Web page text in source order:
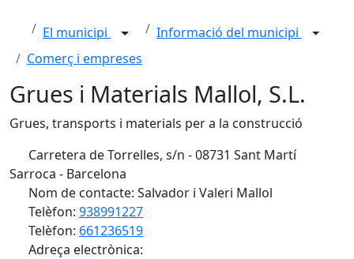
El municipi
Informació del municipi
Comerç i empreses
Grues i Materials Mallol, S.L.
Grues, transports i materials per a la construcció
Carretera de Torrelles, s/n - 08731 Sant Martí
Sarroca - Barcelona
Nom de contacte: Salvador i Valeri Mallol
Telèfon: 938991227
Telèfon: 661236519
Adreça electrònica: